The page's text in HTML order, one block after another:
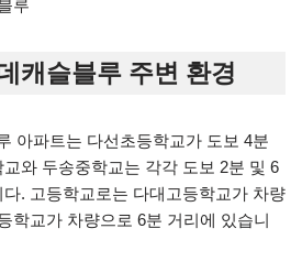
캐슬블루 주변 환경
아파트는 다선초등학교가 도보 4분
와 두송중학교는 각각 도보 2분 및 6
. 고등학교로는 다대고등학교가 차량
학교가 차량으로 6분 거리에 있습니